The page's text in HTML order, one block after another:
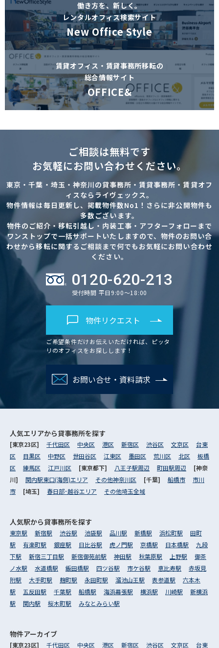
働き方を、新しく。
レンタルオフィス検索サイト
New Office Style
賃貸オフィス・賃貸事務所移転の
総合情報サイト
OFFICE&
ご相談は無料です
お気軽にお問い合わせください。
東京・千葉・埼玉・神奈川の貸事務所・賃貸事務所・賃貸オフ
ィスならライヴェックス。
物件情報は毎日更新し、掲載物件数No1！さらに非公開物件も
多数ございます。
物件のご紹介・移転引越し・内装工事・アフターフォローまで
ワンストップで一括サポートいたしますので、物件のお問い合
わせから移転に関するご相談まで何でもお気軽にお問い合わせ
ください。
0120-620-213
受付時間 平日9:00～18:00
物件リクエスト
ご希望条件だけお伝えいただければ、ピッタ
リのオフィスをお探しします！
お問い合せ・資料請求
人気エリアから貸事務所を探す
[東京23区] 千代田区 中央区 港区 新宿区 渋谷区 文京区
台東
区
目黒区 中野区 世田谷区 江東区 墨田区 荒川区 北区
板橋
区
練馬区 江戸川区 [東京都下] 八王子駅周辺 町田駅周辺
[神奈
川] 関内駅東口(海側)エリア その他神奈川区 [千葉] 船橋市
市川
市
[埼玉] 春日部･越谷エリア その他埼玉全域
人気駅から貸事務所を探す
東京駅 新宿駅 渋谷駅 池袋駅 品川駅 新橋駅 浜松町駅
田町
駅
有楽町駅 銀座駅 日比谷駅 虎ノ門駅 京橋駅 日本橋駅
九段
下駅
新宿三丁目駅 新宿御苑前駅 神田駅 秋葉原駅 上野駅
御茶
ノ水駅
水道橋駅 飯田橋駅 四ツ谷駅 市ケ谷駅 恵比寿駅
赤坂見
附駅
大手町駅 麹町駅 永田町駅 溜池山王駅 表参道駅
六本木
駅
五反田駅 千葉駅 船橋駅 海浜幕張駅 横浜駅 川崎駅
新横浜
駅
関内駅 桜木町駅 みなとみらい駅
物件アーカイブ
[東京23区] 千代田区 中央区 港区 新宿区 渋谷区 文京区 台東